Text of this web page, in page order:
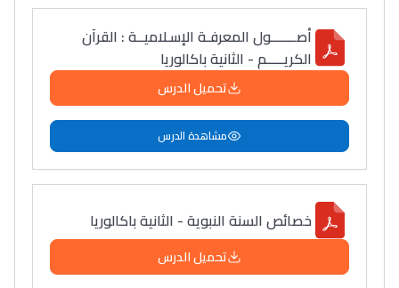
أصـــــــول المعرفـة الإسـلاميــة : القرآن
الكريـــــم - الثانية باكالوريا
تحميل الدرس
مشاهدة الدرس
خصائص السنة النبوية - الثانية باكالوريا
تحميل الدرس